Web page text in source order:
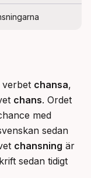
verbet chansa,
chans
med
sedan
chansning är
sedan tidigt